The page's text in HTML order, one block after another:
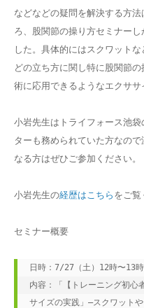
などなどの疑問を解決する方
ろ、股関節の操り方セミナー
した。具体的にはスクワット
どの立ち方に関し特に股関節
術に応用できるようなエクササ
小岩先生はトライフォース池
ターも務められていた方なの
なる方はぜひご参加ください。
小岩先生の経歴はこちら をご覧
セミナー概要
日時：7/27（土）12時〜13時
内容：「【トレーニング初心
サイズの実践」―スクワット